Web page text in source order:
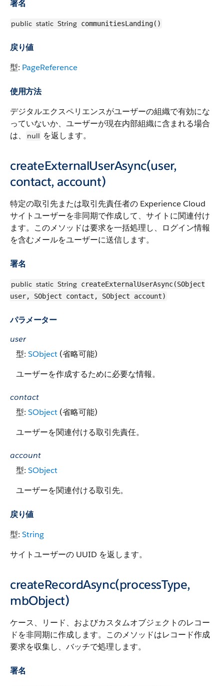
署名
public static String communitiesLanding()
戻り値
型: PageReference
使用方法
デジタルエクスペリエンスがユーザーの組織で有効にな
っていないか、ユーザーが現在内部組織に含まれる場合
は、
null を返します。
createExternalUserAsync(user,
contact, account)
特定の取引先または取引先責任者の Experience Cloud
サイトユーザーを非同期で作成して、サイトに関連付け
ます。このメソッドは要求を一括処理し、ログイン情報
を含むメールをユーザーに送信します。
署名
public static String createExternalUserAsync(SObject
user, SObject contact, SObject account)
パラメーター
user
型: SObject (省略可能)
ユーザーを作成するために必要な情報。
contact
型: SObject (省略可能)
ユーザーを関連付ける取引先責任。
account
型: SObject
ユーザーを関連付ける取引先。
戻り値
型: String
サイトユーザーの UUID を返します。
createRecordAsync(processType,
mbObject)
ケース、リード、およびカスタムオブジェクトのレコー
ドを非同期に作成します。このメソッドはレコード作成
要求を収集し、バッチで処理します。
署名